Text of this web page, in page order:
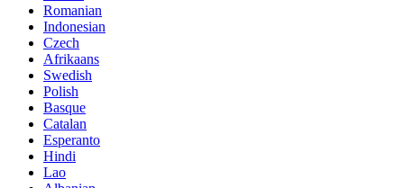
Romanian
Indonesian
Czech
Afrikaans
Swedish
Polish
Basque
Catalan
Esperanto
Hindi
Lao